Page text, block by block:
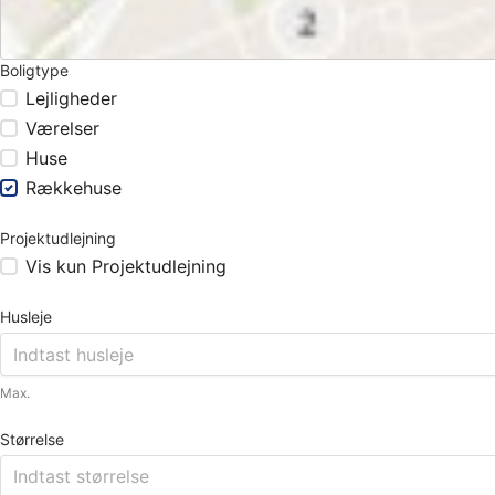
Boligtype
Lejligheder
Værelser
Huse
Rækkehuse
Projektudlejning
Vis kun Projektudlejning
Husleje
Max.
Størrelse